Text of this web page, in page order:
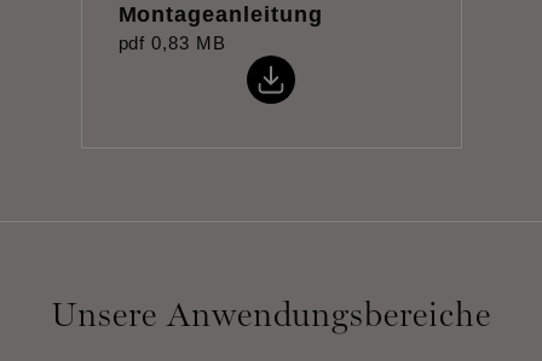
Montageanleitung
pdf 0,83 MB
Unsere Anwendungsbereiche